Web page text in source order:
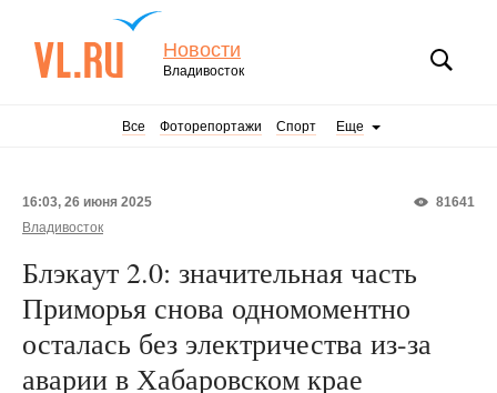
Новости
Владивосток
Все Фоторепортажи Спорт Еще
81641
16:03, 26 июня 2025
Владивосток
Блэкаут 2.0: значительная часть
Приморья снова одномоментно
осталась без электричества из-за
аварии в Хабаровском крае